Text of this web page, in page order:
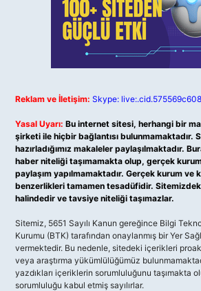
Reklam ve İletişim: Skype:
Yasal Uyarı: Bu internet sitesi, herhangi bir
şirketi ile hiçbir bağlantısı bulunmamaktadır.
hazırladığımız makaleler paylaşılmaktadır.
haber niteliği taşımamakta olup, gerçek
paylaşım yapılmamaktadır. Gerçek kurum ve
benzerlikleri tamamen tesadüfidir.
halindedir ve tavsiye niteliği taşımazlar.
Sitemiz, 5651 Sayılı Kanun gereğince Bilgi
Kurumu (BTK) tarafından onaylanmış bir Yer
vermektedir. Bu nedenle, sitedeki içerikleri
veya araştırma yükümlülüğümüz
yazdıkları içeriklerin sorumluluğunu taşımakta
sorumluluğu kabul etmiş sayılırlar.